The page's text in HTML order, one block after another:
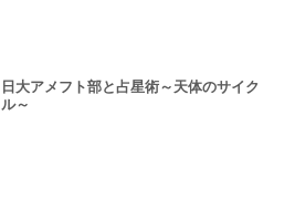
日大アメフト部と占星術～天体のサイク
ル～